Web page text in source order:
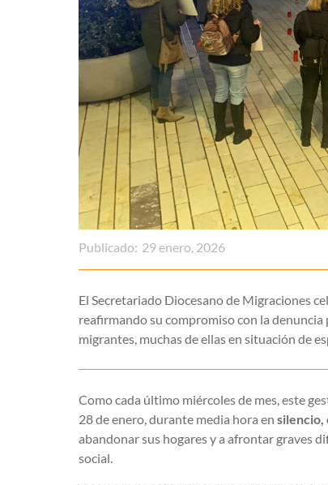
Publicado: 29 enero, 2026
El Secretariado Diocesano de Migraciones
reafirmando su compromiso con la
migrantes, muchas de ellas en situación de
Como cada último miércoles de mes, este
28 de enero, durante media hora en silencio,
abandonar sus hogares y a afrontar graves
social.